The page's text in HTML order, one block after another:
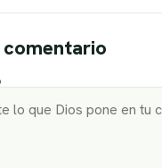
comentario